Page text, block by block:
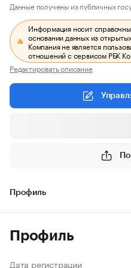
Данные получены из публичных
Информация носит
основании данных из
Компания не является
отношений с сервисом РБК
Редактировать описание
Профиль
Профиль
Дата регистрации